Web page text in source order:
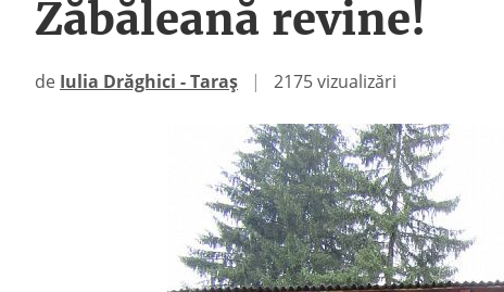
Zăbăleană revine!
de Iulia Drăghici - Taraș | 2175 vizualizări